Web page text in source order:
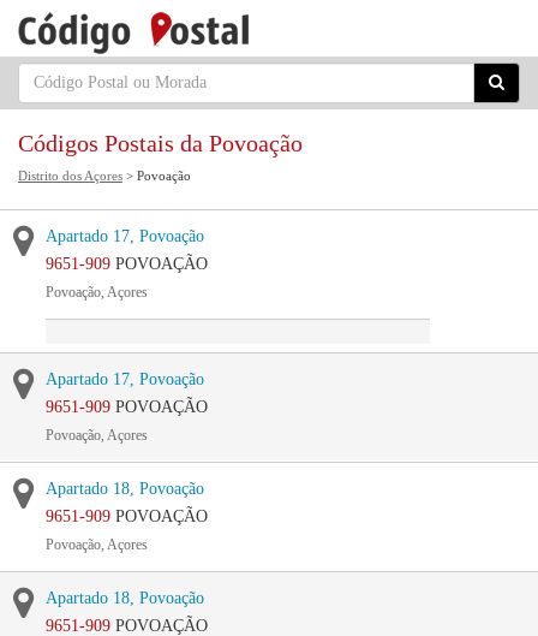
Códigos Postais da Povoação
Distrito dos Açores > Povoação
Apartado 17, Povoação
9651-909 POVOAÇÃO
Povoação, Açores
Apartado 17, Povoação
9651-909 POVOAÇÃO
Povoação, Açores
Apartado 18, Povoação
9651-909 POVOAÇÃO
Povoação, Açores
Apartado 18, Povoação
9651-909 POVOAÇÃO